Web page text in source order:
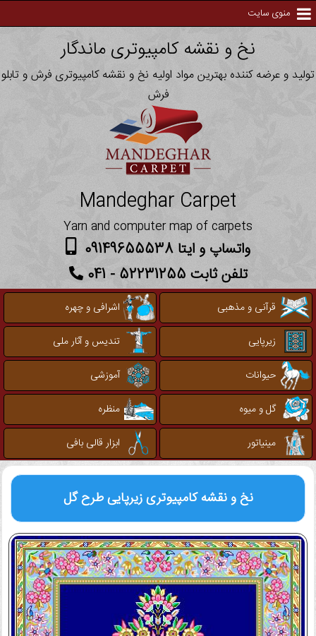
منوی سایت
نخ و نقشه کامپیوتری ماندگار
تولید و عرضه کننده بهترین مواد اولیه نخ و نقشه کامپیوتری فرش و تابلو
فرش
Mandeghar Carpet
Yarn and computer map of carpets
واتساپ و ایتا 09149655538
تلفن ثابت 52231255 - 041
قرآنی و مذهبی
اشرافی و چهره
زیرپایی
تندیس و آثار ملی
حیوانات
آموزشی
گل و میوه
منظره
مینیاتور
ابزار قالی بافی
نخ و نقشه کامپیوتریزیرپایی طرح گل